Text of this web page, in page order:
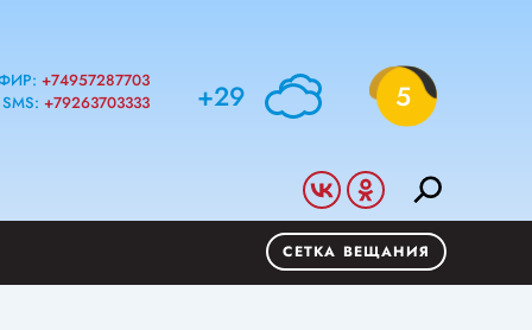
+74957287703
SMS: +79263703333 +29 5
СЕТКА ВЕЩАНИЯ